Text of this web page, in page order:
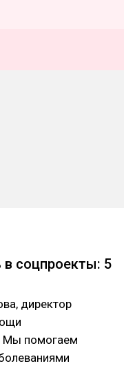
в соцпроекты: 5
директор
Мы помогаем